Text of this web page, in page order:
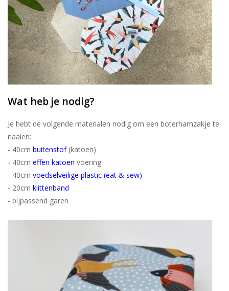
Wat heb je nodig?
Je hebt de volgende materialen nodig om een boterhamzakje te
naaien:
- 40cm buitenstof(katoen)
- 40cm effen katoen voering
- 40cm voedselveilige plastic (eat & sew)
- 20cm klittenband
- bijpassend garen